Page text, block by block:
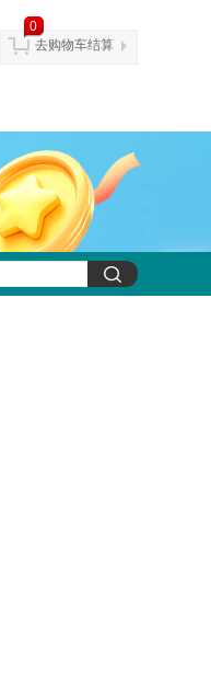
0
去购物车结算